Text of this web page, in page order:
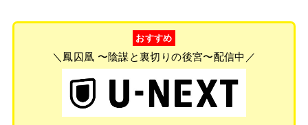
おすすめ
＼鳳囚凰 〜陰謀と裏切りの後宮〜配信中／